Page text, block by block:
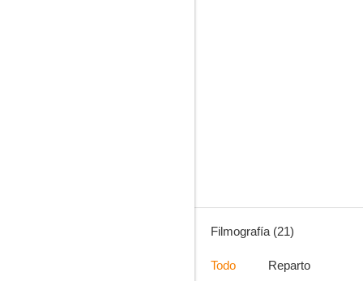
Filmografía (21)
Todo Reparto